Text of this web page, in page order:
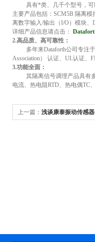
具有*类、几千个型号，
主要产品包括：SCM5B 隔离
离数字输入/输出（I/O）模块、
详细产品信息请点击：
2.高品质、高可靠性：
多年来Dataforth公司专注
Association） 认证、UL认证、
3.功能全面：
其隔离信号调理产品具有
电流、热电阻RTD、热电偶TC
上一篇： 浅谈康泰振动传感